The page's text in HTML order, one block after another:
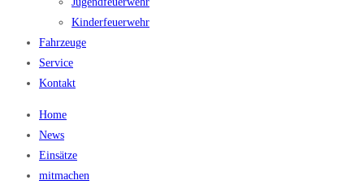
Kinderfeuerwehr
Fahrzeuge
Service
Kontakt
Home
News
Einsätze
mitmachen